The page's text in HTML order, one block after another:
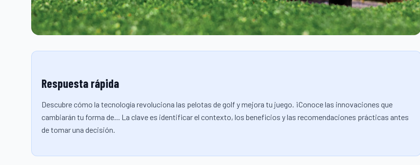
Respuesta rápida
Descubre cómo la tecnología revoluciona las pelotas de golf y mejora tu juego. ¡Conoce las innovaciones que
cambiarán tu forma de... La clave es identificar el contexto, los beneficios y las recomendaciones prácticas antes
de tomar una decisión.